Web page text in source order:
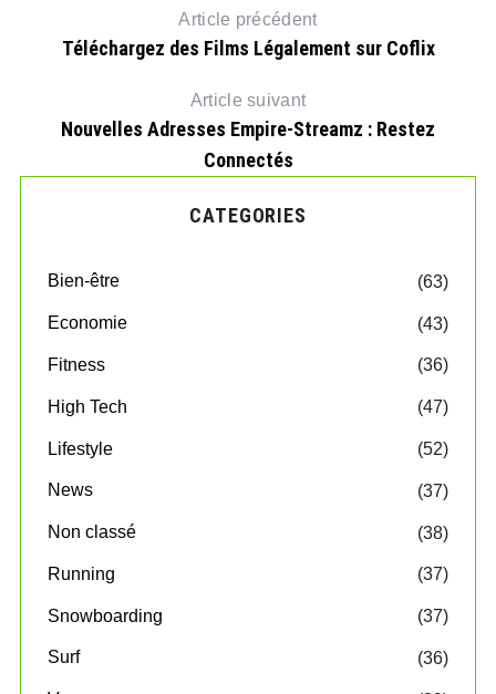
Article précédent
Téléchargez des Films Légalement sur Coflix
Article suivant
Nouvelles Adresses Empire-Streamz : Restez
Connectés
CATEGORIES
Bien-être (63)
Economie (43)
Fitness (36)
High Tech (47)
Lifestyle (52)
News (37)
Non classé (38)
Running (37)
Snowboarding (37)
Surf (36)